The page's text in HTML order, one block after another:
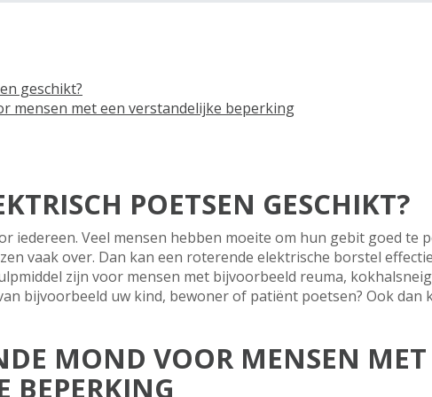
geschikt?
mensen met een verstandelijke beperking
POETSEN GESCHIKT?
iedereen. Veel mensen hebben moeite om hun gebit goed te
vaak over. Dan kan een roterende elektrische borstel
zijn voor mensen met bijvoorbeeld reuma,
bijvoorbeeld uw kind, bewoner of patiënt poetsen? Ook dan
MOND VOOR MENSEN MET
BEPERKING